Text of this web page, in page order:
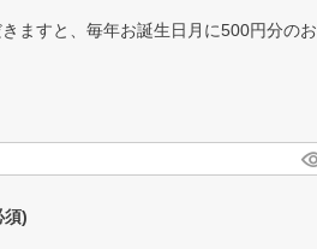
ますと、毎年お誕生日月に500円分のお
須)